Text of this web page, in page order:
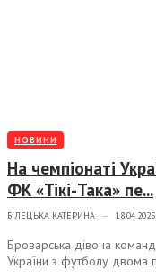
НОВИНИ
На чемпіонаті
ФК «Тікі-Така» пе...
БІЛЕЦЬКА КАТЕРИНА — 18.04.2025
Броварська дівоча
України з футболу двома